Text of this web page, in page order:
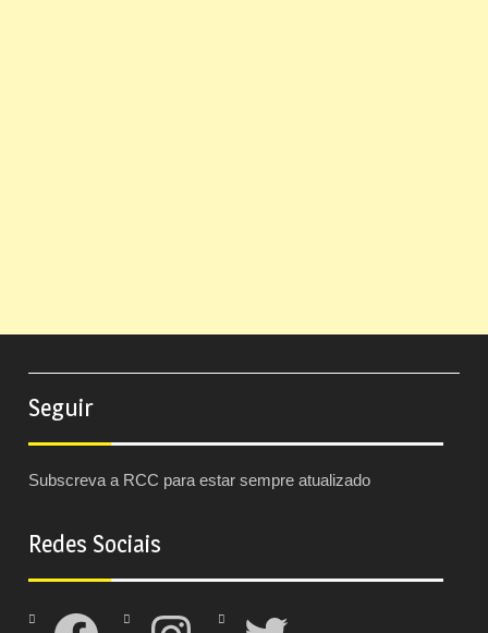
Seguir
Subscreva a RCC para estar sempre atualizado
Redes Sociais
Facebook Instagram Twitter